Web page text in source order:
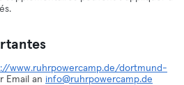
www.ruhrpowercamp.de/dortmund-
Email an info@ruhrpowercamp.de